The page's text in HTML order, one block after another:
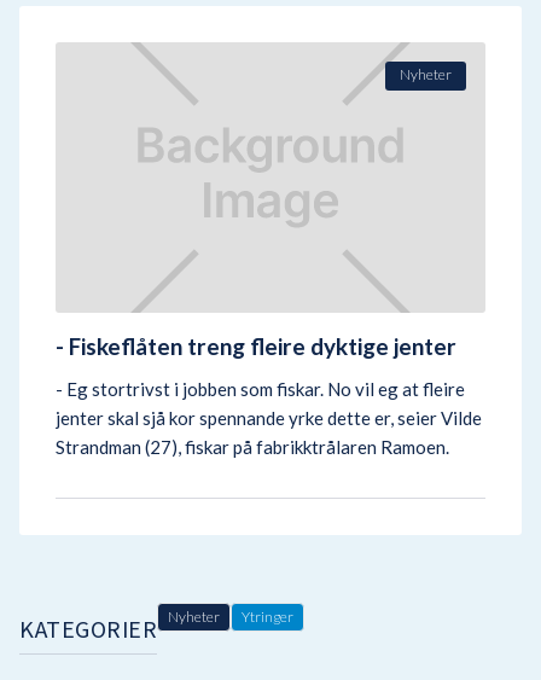
Nyheter
- Fiskeflåten treng fleire dyktige jenter
- Eg stortrivst i jobben som fiskar. No vil eg at fleire
jenter skal sjå kor spennande yrke dette er, seier Vilde
Strandman (27), fiskar på fabrikktrålaren Ramoen.
KATEGORIER Nyheter Ytringer